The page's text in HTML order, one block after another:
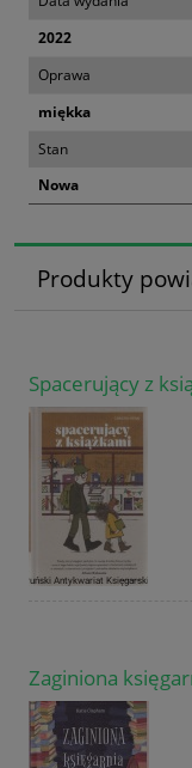
2022
Oprawa
miękka
Stan
Nowa
Produkty
Spacerujący z
Zaginiona